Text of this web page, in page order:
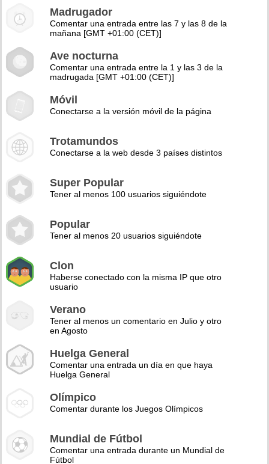
Madrugador
Comentar una entrada entre las 7 y las 8 de la
mañana [GMT +01:00 (CET)]
Ave nocturna
Comentar una entrada entre la 1 y las 3 de la
madrugada [GMT +01:00 (CET)]
Móvil
Conectarse a la versión móvil de la página
Trotamundos
Conectarse a la web desde 3 países distintos
Super Popular
Tener al menos 100 usuarios siguiéndote
Popular
Tener al menos 20 usuarios siguiéndote
Clon
Haberse conectado con la misma IP que otro
usuario
Verano
Tener al menos un comentario en Julio y otro
en Agosto
Huelga General
Comentar una entrada un día en que haya
Huelga General
Olímpico
Comentar durante los Juegos Olímpicos
Mundial de Fútbol
Comentar una entrada durante un Mundial de
Fútbol